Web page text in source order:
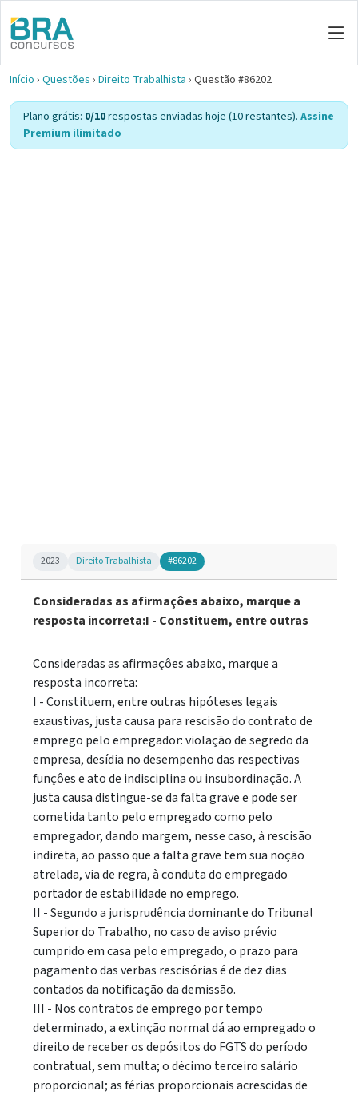
Início › Questões › Direito Trabalhista › Questão #86202
Plano grátis: 0/10respostas enviadas hoje (10 restantes). Assine
Premium ilimitado
2023 Direito Trabalhista #86202
Consideradas as afirmaçôes abaixo, marque a
resposta incorreta:I - Constituem, entre outras
Consideradas as afirmaçôes abaixo, marque a
resposta incorreta:
I - Constituem, entre outras hipóteses legais
exaustivas, justa causa para rescisão do contrato de
emprego pelo empregador: violação de segredo da
empresa, desídia no desempenho das respectivas
funçôes e ato de indisciplina ou insubordinação. A
justa causa distingue-se da falta grave e pode ser
cometida tanto pelo empregado como pelo
empregador, dando margem, nesse caso, à rescisão
indireta, ao passo que a falta grave tem sua noção
atrelada, via de regra, à conduta do empregado
portador de estabilidade no emprego.
II - Segundo a jurisprudência dominante do Tribunal
Superior do Trabalho, no caso de aviso prévio
cumprido em casa pelo empregado, o prazo para
pagamento das verbas rescisórias é de dez dias
contados da notificação da demissão.
III - Nos contratos de emprego por tempo
determinado, a extinção normal dá ao empregado o
direito de receber os depósitos do FGTS do período
contratual, sem multa; o décimo terceiro salário
proporcional; as férias proporcionais acrescidas de